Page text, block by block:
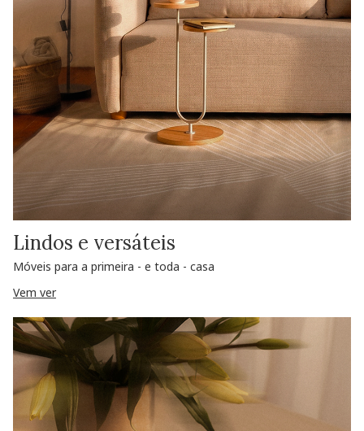
Lindos e versáteis
Móveis para a primeira - e toda - casa
Vem ver